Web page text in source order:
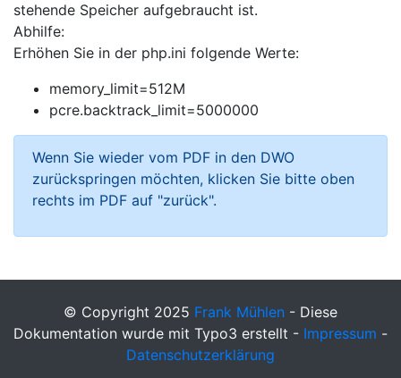
stehende Speicher aufgebraucht ist.
Abhilfe:
Erhöhen Sie in der php.ini folgende Werte:
memory_limit=512M
pcre.backtrack_limit=5000000
Wenn Sie wieder vom PDF in den DWO
zurückspringen möchten, klicken Sie bitte oben
rechts im PDF auf "zurück".
© Copyright 2025 Frank Mühlen - Diese
Dokumentation wurde mit Typo3 erstellt - Impressum -
Datenschutzerklärung